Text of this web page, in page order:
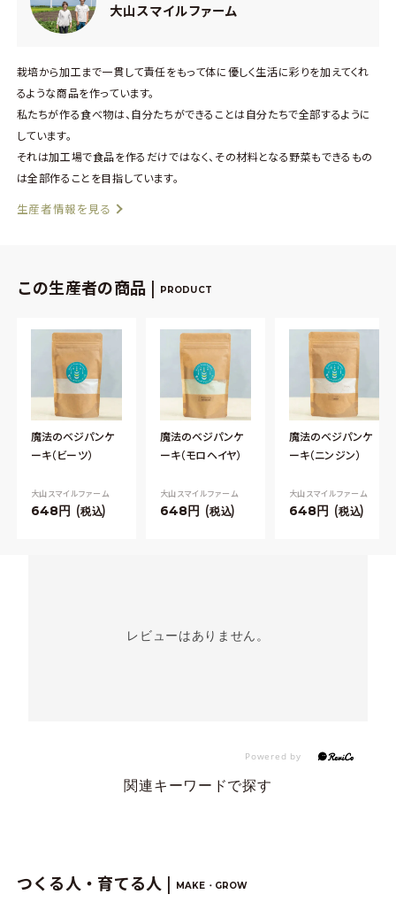
大山スマイルファーム
栽培から加工まで一貫して責任をもって体に優しく生活に彩りを加えてくれ
るような商品を作っています。
私たちが作る食べ物は、自分たちができることは自分たちで全部するように
しています。
それは加工場で食品を作るだけではなく、その材料となる野菜もできるもの
は全部作ることを目指しています。
生産者情報を見る
この生産者の商品 | PRODUCT
魔法のベジパンケ
ーキ（ビーツ）
大山スマイルファーム
648 税込
魔法のベジパンケ
ーキ（モロヘイヤ）
大山スマイルファーム
648 税込
魔法のベジパンケ
ーキ（ニンジン）
大山スマイルファーム
648 税込
レビューはありません。
関連キーワードで探す
つくる人・育てる人 | MAKE・GROW